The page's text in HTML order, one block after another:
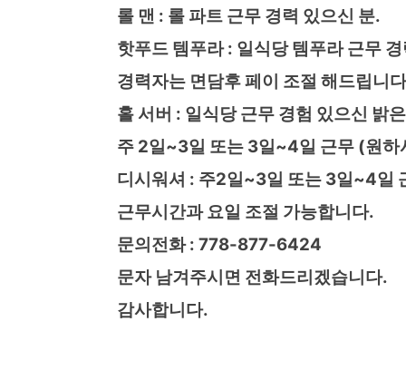
롤 맨 : 롤 파트 근무 경력 있으신 분.
핫푸드 템푸라 : 일식당 템푸라 근무
경력자는 면담후 페이 조절 해드립니
홀 서버 : 일식당 근무 경험 있으신 밝
주 2일~3일 또는 3일~4일 근무 (원하
디시워셔 : 주2일~3일 또는 3일~4일
근무시간과 요일 조절 가능합니다.
문의전화 : 778-877-6424
문자 남겨주시면 전화드리겠습니다.
감사합니다.